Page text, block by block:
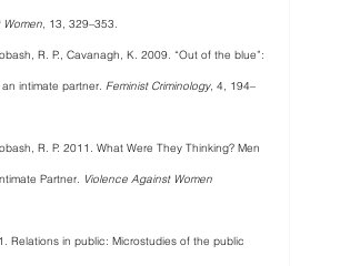
Women, 13, 329–353.
R. P., Cavanagh, K. 2009. “Out of the blue”:
intimate partner. Feminist Criminology, 4, 194–
R. P. 2011. What Were They Thinking? Men
Partner. Violence Against Women
Relations in public: Microstudies of the public